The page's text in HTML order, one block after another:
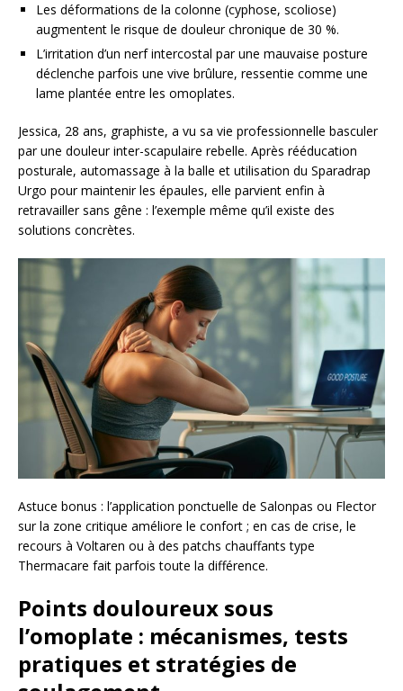
Les déformations de la colonne (cyphose, scoliose)
augmentent le risque de douleur chronique de 30 %.
L’irritation d’un nerf intercostal par une mauvaise posture
déclenche parfois une vive brûlure, ressentie comme une
lame plantée entre les omoplates.
Jessica, 28 ans, graphiste, a vu sa vie professionnelle basculer
par une douleur inter-scapulaire rebelle. Après rééducation
posturale, automassage à la balle et utilisation du Sparadrap
Urgo pour maintenir les épaules, elle parvient enfin à
retravailler sans gêne : l’exemple même qu’il existe des
solutions concrètes.
Astuce bonus : l’application ponctuelle de Salonpas ou Flector
sur la zone critique améliore le confort ; en cas de crise, le
recours à Voltaren ou à des patchs chauffants type
Thermacare fait parfois toute la différence.
Points douloureux sous
l’omoplate : mécanismes, tests
pratiques et stratégies de